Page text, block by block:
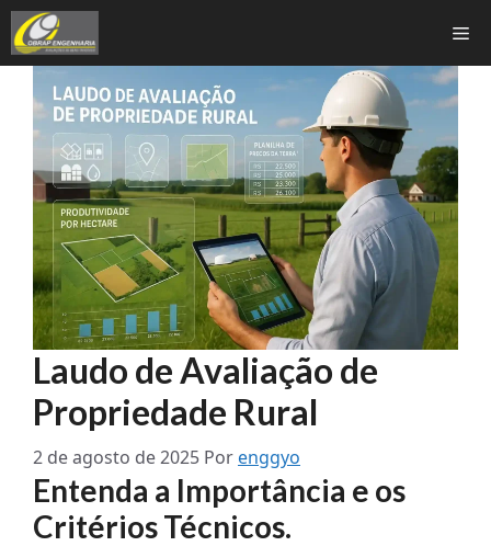
Pular
para
o
conteúdo
Laudo de Avaliação de
Propriedade Rural
2 de agosto de 2025 Por enggyo
Entenda a Importância e os
Critérios Técnicos.